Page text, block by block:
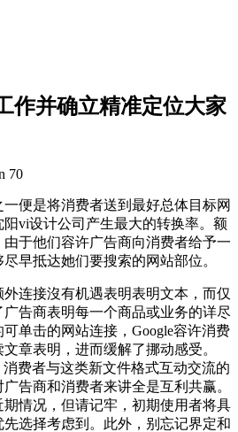
作并确立精准定位大家
70
便是将消费者送到最好总体目标网
vi设计公司产生最大的转换率。额
于他们容许广告商向消费者给予一
早抵达她们要搜索的网站部位。
连接沒有机遇表明表明文本，而仅
告商表明每一个商品或业务的详尽
单击的网站连接，Google容许消费
章表明，进而缓解了挪动感受。
费者与这类新文件格式互动交流的
告商和消费者来讲全是互利共赢。
情况，但请记牢，初期使用者将具
选择考虑到。此外，别忘记界定和